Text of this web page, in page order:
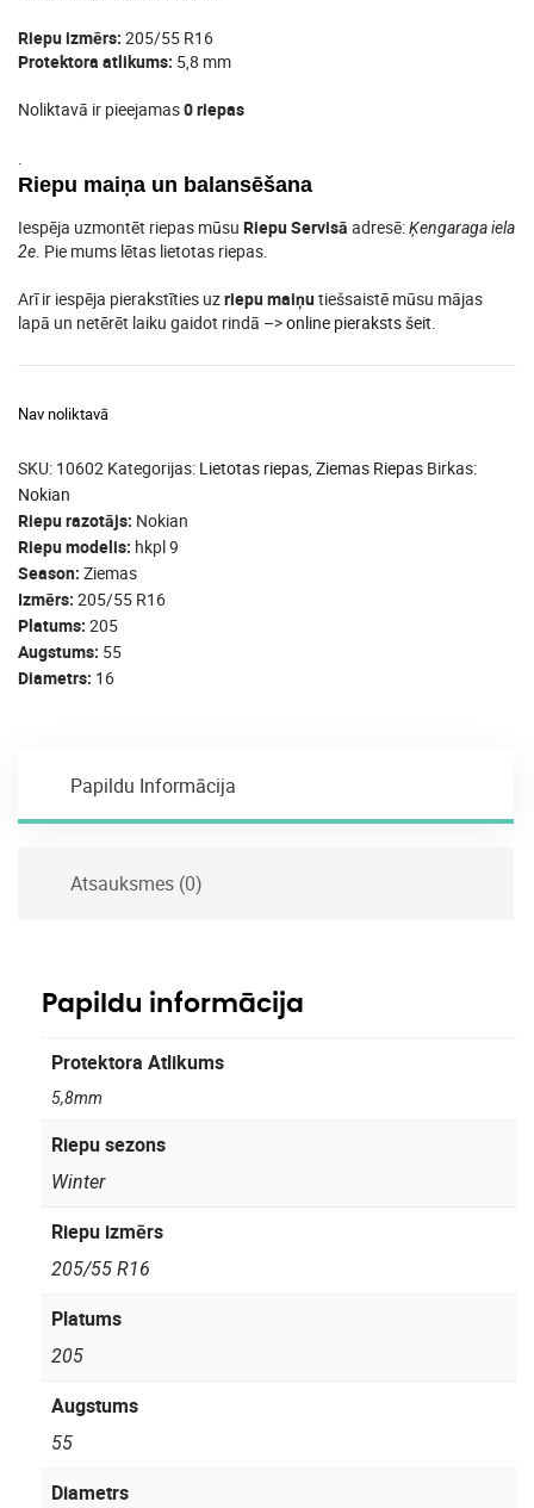
Riepu izmērs: 205/55 R16
Protektora atlikums: 5,8 mm
Noliktavā ir pieejamas0 riepas
.
Riepu maiņa un balansēšana
Iespēja uzmontēt riepas mūsu Riepu Servisā adresē:Ķengaraga iela
2e. Pie mums lētas lietotas riepas.
Arī ir iespēja pierakstīties uzriepu maiņutiešsaistē mūsu mājas
lapā un netērēt laiku gaidot rindā –>online pieraksts šeit.
Nav noliktavā
SKU: 10602 Kategorijas: Lietotas riepas, Ziemas Riepas Birkas:
Nokian
Riepu razotājs Nokian
Riepu modelis hkpl 9
Season Ziemas
Izmērs 205/55 R16
Platums 205
Augstums 55
Diametrs 16
Papildu Informācija
Atsauksmes (0)
Papildu informācija
Protektora Atlikums
5,8mm
Riepu sezons
Winter
Riepu izmērs
205/55 R16
Platums
205
Augstums
55
Diametrs